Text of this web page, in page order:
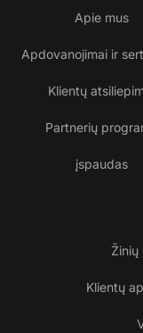
Apie mus
Apdovanojimai ir
Klientų
Partnerių
įspaudas
Žinių
Klientų